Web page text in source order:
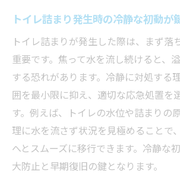
トイレ詰まりの主な原因と特
ペーパーや異物による詰ま
症状別トイレ詰まり応急処
誤った対処がトイレ詰まり
由
水が溢れる前にできる簡単
詰まりの状態による適切な
突然のトイレ詰まりに焦らない
トイレ詰まり発生時の冷静な初動が
トイレ詰まりが発生した際は、まず落
重要です。焦って水を流し続けると、
する恐れがあります。冷静に対処する
囲を最小限に抑え、適切な応急処置を
す。例えば、トイレの水位や詰まりの
理に水を流さず状況を見極めることで
へとスムーズに移行できます。冷静な
大防止と早期復旧の鍵となります。